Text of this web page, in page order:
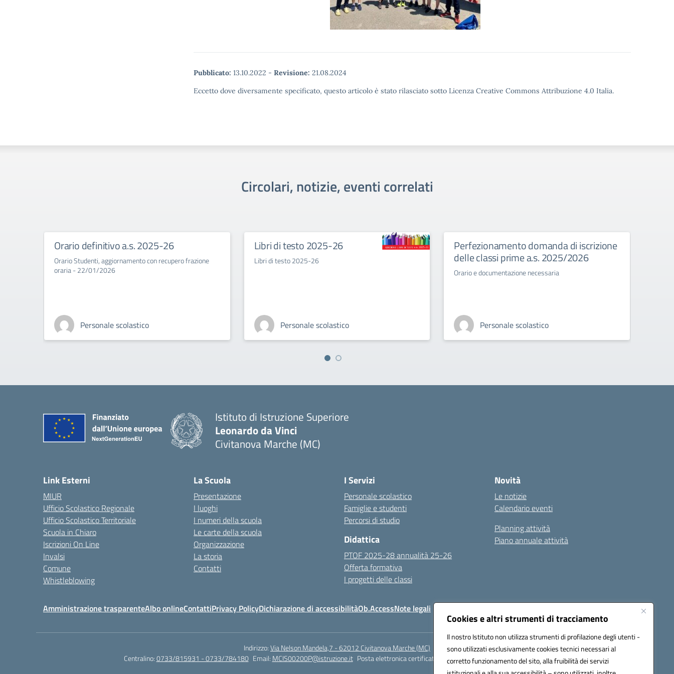
Cookies e altri strumenti di tracciamento
Il nostro Istituto non utilizza strumenti di profilazione degli utenti -
sono utilizzati esclusivamente cookies tecnici necessari al
corretto funzionamento del sito, alla fruibilità dei servizi
Pubblicato: 13.10.2022 - Revisione: 21.08.2024
Eccetto dove diversamente specificato, questo articolo è stato rilasciato sotto Licenza Creative Commons Attribuzione 4.0 Italia.
Circolari, notizie, eventi correlati
Orario definitivo a.s. 2025-26
Orario Studenti, aggiornamento con recupero frazione
oraria - 22/01/2026
Personale scolastico
Libri di testo 2025-26
Libri di testo 2025-26
Personale scolastico
Perfezionamento domanda di iscrizione
delle classi prime a.s. 2025/2026
Orario e documentazione necessaria
Personale scolastico
Istituto di Istruzione Superiore
Leonardo da Vinci
Civitanova Marche (MC)
Link Esterni
MIUR
Ufficio Scolastico Regionale
Ufficio Scolastico Territoriale
Scuola in Chiaro
Iscrizioni On Line
Invalsi
Comune
Whistleblowing
La Scuola
Presentazione
I luoghi
I numeri della scuola
Le carte della scuola
Organizzazione
La storia
Contatti
I Servizi
Personale scolastico
Famiglie e studenti
Percorsi di studio
Didattica
PTOF 2025-28 annualità 25-26
Offerta formativa
I progetti delle classi
Novità
Le notizie
Calendario eventi
Planning attività
Piano annuale attività
Amministrazione trasparenteAlbo onlineContattiPrivacy PolicyDichiarazione di accessibilitàOb.AccessNote legali Seguici su:
Indirizzo:Via Nelson Mandela,7 - 62012 Civitanova Marche (MC)
Centralino:0733/815931 - 0733/784180 Email: MCIS00200P@istruzione.it Posta elettronica certificata (PEC):MCIS00200P@pec.istruzione.it